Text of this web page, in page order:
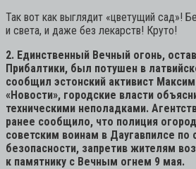
Так вот как выглядит «цветущий сад»!
и света, и даже без лекарств! Круто!
2. Единственный Вечный огонь,
Прибалтики, был потушен в
сообщил эстонский активист
«Новости», городские власти
техническими неполадками.
ранее сообщило, что полиция
советским воинам в Даугавпилсе
безопасности, запретив жителям
к памятнику с Вечным огнем 9 мая.